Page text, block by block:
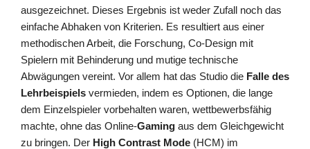
ausgezeichnet. Dieses Ergebnis ist weder Zufall noch das
einfache Abhaken von Kriterien. Es resultiert aus einer
methodischen Arbeit, die Forschung, Co-Design mit
Spielern mit Behinderung und mutige technische
Abwägungen vereint. Vor allem hat das Studio die Falle des
Lehrbeispiels vermieden, indem es Optionen, die lange
dem Einzelspieler vorbehalten waren, wettbewerbsfähig
machte, ohne das Online-Gaming aus dem Gleichgewicht
zu bringen. Der High Contrast Mode (HCM) im